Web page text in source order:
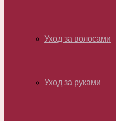
Уход за волосами
Уход за руками